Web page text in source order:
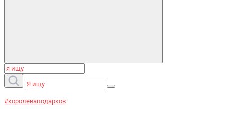
#королеваподарков